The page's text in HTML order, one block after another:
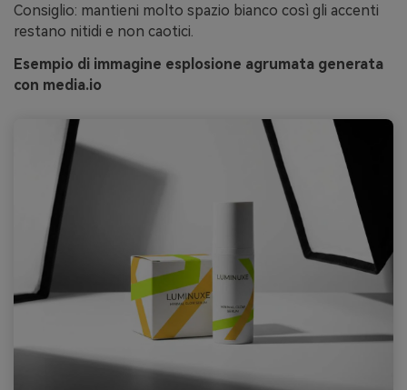
Consiglio: mantieni molto spazio bianco così gli accenti
restano nitidi e non caotici.
Esempio di immagine esplosione agrumata generata
con media.io